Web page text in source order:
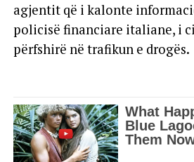
agjentit që i kalonte
policisë financiare italiane, i
përfshirë në trafikun e drogës.